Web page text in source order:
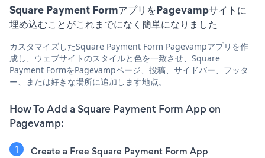
Square Payment FormアプリをPagevampサイトに
埋め込むことがこれまでになく簡単になりました
カスタマイズしたSquare Payment Form Pagevampアプリを作
成し、ウェブサイトのスタイルと色を一致させ、Square
Payment FormをPagevampページ、投稿、サイドバー、フッタ
ー、または好きな場所に追加します地点。
How To Add a Square Payment Form App on
Pagevamp:
Create a Free Square Payment Form App